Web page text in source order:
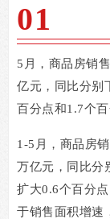
01
5 月，商品房销
亿元，同比分别
百分点和1.7个百
1-5 月，商品房
万亿元，同比分
扩大0.6个百分
于销售面积增速